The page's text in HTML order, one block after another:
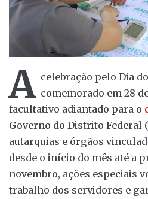
A celebração pelo Dia
comemorado em 28
facultativo adiantado para o
Governo do Distrito Federal
autarquias e órgãos
desde o início do mês até a
novembro, ações especiais
trabalho dos servidores e